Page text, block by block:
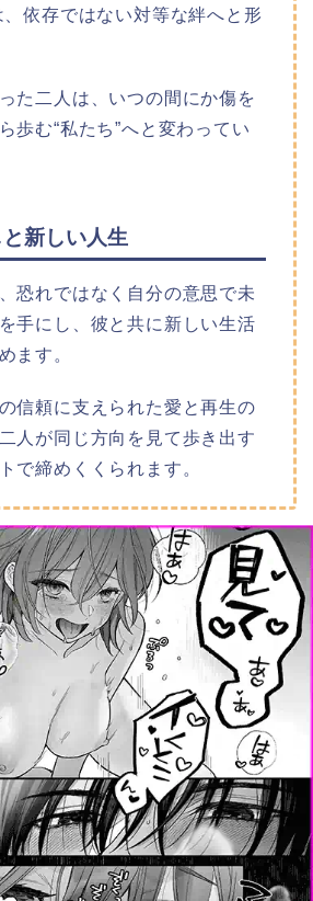
、依存ではない対等な絆へと形
た二人は、いつの間にか傷を
歩む“私たち”へと変わってい
新しい人生
恐れではなく自分の意思で未
手にし、彼と共に新しい生活
ます。
信頼に支えられた愛と再生の
人が同じ方向を見て歩き出す
で締めくくられます。​